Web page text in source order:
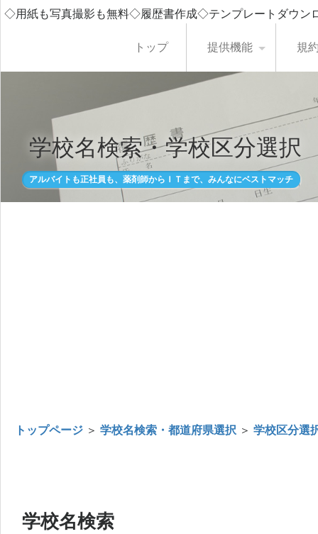
◇用紙も写真撮影も無料◇履歴書作成◇テンプレートダウ
トップ 提供機能 規
学校名検索・学校区分選択
アルバイトも正社員も、薬剤師からＩＴまで、みんなにベストマッチ
トップページ ＞ 学校名検索・都道府県選択 ＞ 学校区分選
学校名検索